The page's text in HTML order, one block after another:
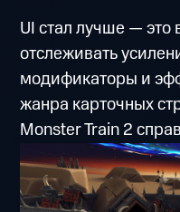
UI стал лучше —
отслеживать
модификаторы и
жанра карточных
Monster Train 2